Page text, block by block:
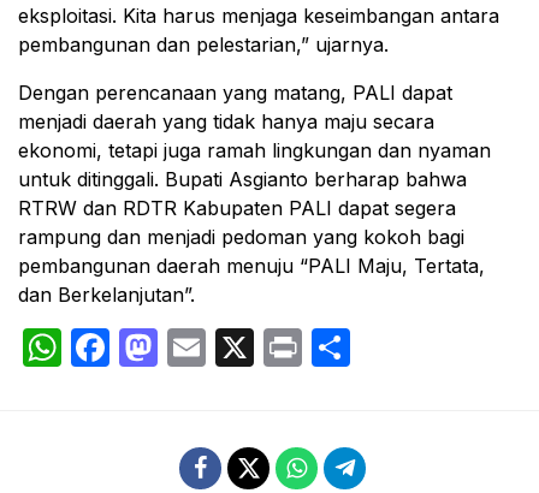
eksploitasi. Kita harus menjaga keseimbangan antara
pembangunan dan pelestarian,” ujarnya.
Dengan perencanaan yang matang, PALI dapat
menjadi daerah yang tidak hanya maju secara
ekonomi, tetapi juga ramah lingkungan dan nyaman
untuk ditinggali. Bupati Asgianto berharap bahwa
RTRW dan RDTR Kabupaten PALI dapat segera
rampung dan menjadi pedoman yang kokoh bagi
pembangunan daerah menuju “PALI Maju, Tertata,
dan Berkelanjutan”.
WhatsApp
Facebook
Mastodon
Email
X Print